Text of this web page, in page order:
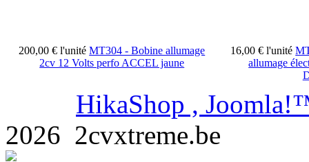
200,00 € l'unité MT304 - Bobine allumage
2cv 12 Volts perfo ACCEL jaune
16,00 € l'unité
allumage
HikaShop ,
2026 2cvxtreme.be